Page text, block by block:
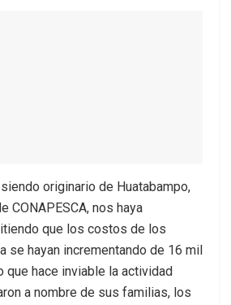
originario de Huatabampo,
CONAPESCA, nos haya
que los costos de los
se hayan incrementando de 16 mil
que hace inviable la actividad
a nombre de sus familias, los